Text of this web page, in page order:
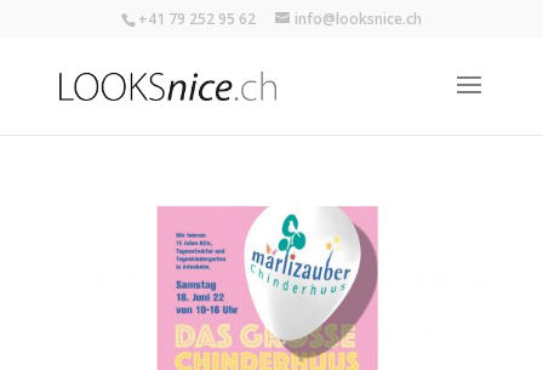
+41 79 252 95 62 info@looksnice.ch